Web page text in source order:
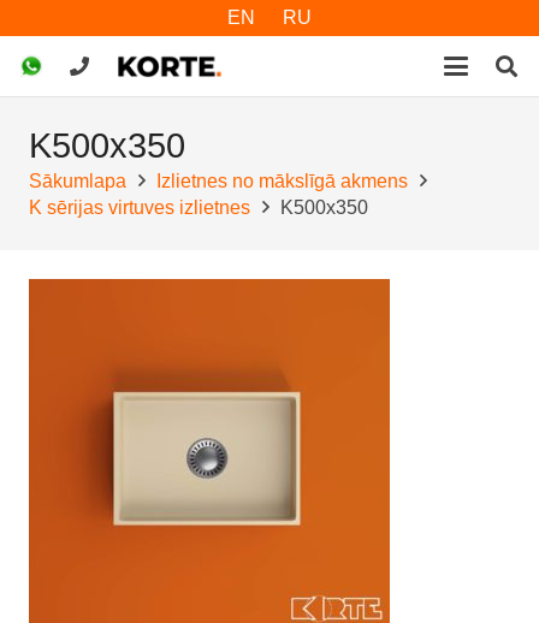
EN RU
K500x350
Sākumlapa
Izlietnes no mākslīgā akmens
K sērijas virtuves izlietnes
K500x350